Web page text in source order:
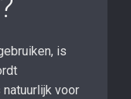
is
voor